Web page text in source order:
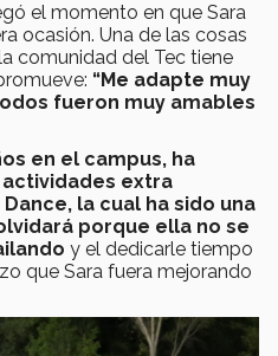
el momento en que Sara
ocasión. Una de las cosas
comunidad del Tec tiene
“Me adapte muy
fueron muy amables
en el campus, ha
extra
la cual ha sido una
porque ella no se
y el dedicarle tiempo
que Sara fuera mejorando